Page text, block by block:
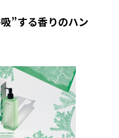
”する香りのハン